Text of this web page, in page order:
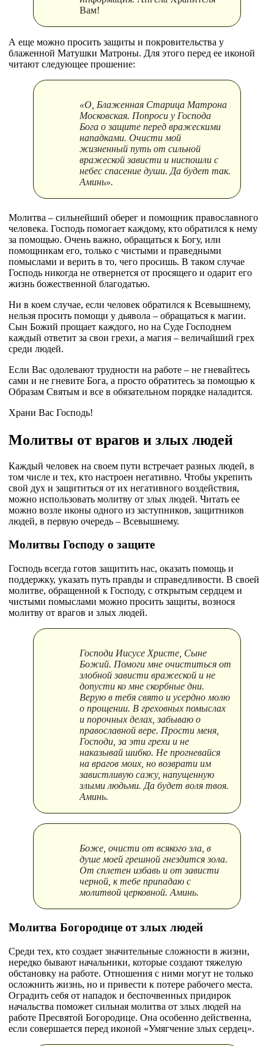
Вам!
А еще можно просить защиты и покровительства у
блаженной Матушки Матроны. Для этого перед ее иконой
читают следующее прошение:
«О, Блаженная Старица Матрона
Московская. Попроси у Господа
Бога о защите перед вражескими
нападками. Очисти мой
жизненный путь от сильной
вражеской зависти и ниспошли с
небес спасение души. Да будет так.
Аминь».
Молитва – сильнейший оберег и помощник православного
человека. Господь помогает каждому, кто обратился к нему
за помощью. Очень важно, обращаться к Богу, или
помощникам его, только с чистыми и праведными
помыслами и верить в то, чего просишь. В таком случае
Господь никогда не отвернется от просящего и одарит его
жизнь божественной благодатью.
Ни в коем случае, если человек обратился к Всевышнему,
нельзя просить помощи у дьявола – обращаться к магии.
Сын Божий прощает каждого, но на Суде Господнем
каждый ответит за свои грехи, а магия – величайший грех
среди людей.
Если Вас одолевают трудности на работе – не гневайтесь
сами и не гневите Бога, а просто обратитесь за помощью к
Образам Святым и все в обязательном порядке наладится.
Храни Вас Господь!
Молитвы от врагов и злых людей
Каждый человек на своем пути встречает разных людей, в
том числе и тех, кто настроен негативно. Чтобы укрепить
свой дух и защититься от их негативного воздействия,
можно использовать молитву от злых людей. Читать ее
можно возле иконы одного из заступников, защитников
людей, в первую очередь – Всевышнему.
Молитвы Господу о защите
Господь всегда готов защитить нас, оказать помощь и
поддержку, указать путь правды и справедливости. В своей
молитве, обращенной к Господу, с открытым сердцем и
чистыми помыслами можно просить защиты, вознося
молитву от врагов и злых людей.
Господи Иисусе Христе, Сыне
Божий. Помоги мне очиститься от
злобной зависти вражеской и не
допусти ко мне скорбные дни.
Верую в тебя свято и усердно молю
о прощении. В греховных помыслах
и порочных делах, забываю о
православной вере. Прости меня,
Господи, за эти грехи и не
наказывай шибко. Не прогневайся
на врагов моих, но возврати им
завистливую сажу, напущенную
злыми людьми. Да будет воля твоя.
Аминь.
Боже, очисти от всякого зла, в
душе моей грешной гнездится зола.
От сплетен избавь и от зависти
черной, к тебе припадаю с
молитвой церковной. Аминь.
Молитва Богородице от злых людей
Среди тех, кто создает значительные сложности в жизни,
нередко бывают начальники, которые создают тяжелую
обстановку на работе. Отношения с ними могут не только
осложнить жизнь, но и привести к потере рабочего места.
Оградить себя от нападок и беспочвенных придирок
начальства поможет сильная молитва от злых людей на
работе Пресвятой Богородице. Она особенно действенна,
если совершается перед иконой «Умягчение злых сердец».